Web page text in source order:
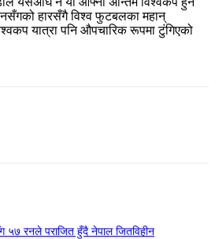
हारसँगै विश्व फुटबलका महान्
यात्रा पनि औपचारिक रूपमा टुंगिएको
५७ रनले पराजित हुँदै नेपाल जितविहीन